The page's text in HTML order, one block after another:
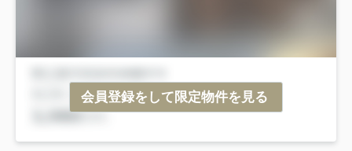
会員登録をして限定物件を見る